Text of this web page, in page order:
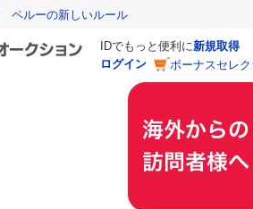
ペルーの新しいルール
IDでもっと便利に新規取得
ログイン
ボーナスセレ